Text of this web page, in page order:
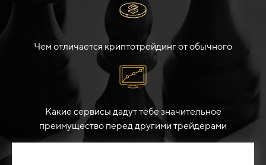
Чем отличается криптотрейдинг от обычного
Какие сервисы дадут тебе значительное
преимущество перед другими трейдерами